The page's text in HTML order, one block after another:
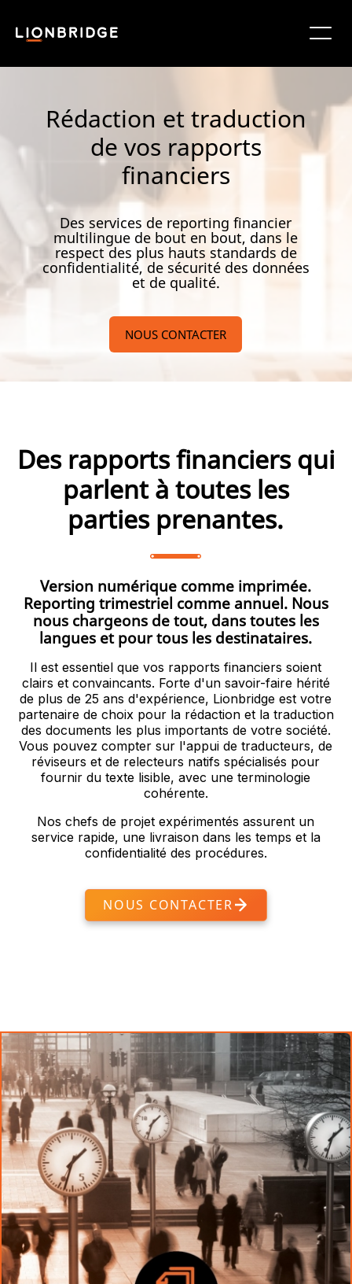
Rédaction et traduction
de vos rapports
financiers
Des services de reporting financier
multilingue de bout en bout, dans le
respect des plus hauts standards de
confidentialité, de sécurité des données
et de qualité.
NOUS CONTACTER
Des rapports financiers qui
parlent à toutes les
parties prenantes.
Version numérique comme imprimée.
Reporting trimestriel comme annuel. Nous
nous chargeons de tout, dans toutes les
langues et pour tous les destinataires.
Il est essentiel que vos rapports financiers soient
clairs et convaincants. Forte d'un savoir-faire hérité
de plus de 25 ans d'expérience, Lionbridge est votre
partenaire de choix pour la rédaction et la traduction
des documents les plus importants de votre société.
Vous pouvez compter sur l'appui de traducteurs, de
réviseurs et de relecteurs natifs spécialisés pour
fournir du texte lisible, avec une terminologie
cohérente.
Nos chefs de projet expérimentés assurent un
service rapide, une livraison dans les temps et la
confidentialité des procédures.
NOUS CONTACTER